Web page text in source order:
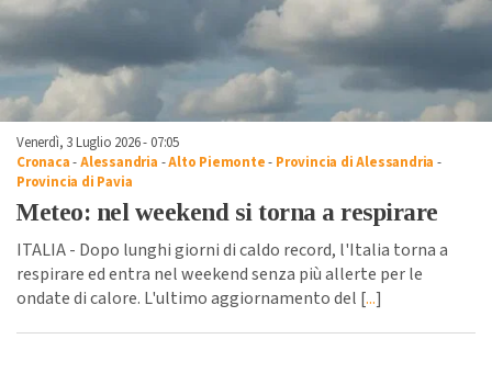
Venerdì, 3 Luglio 2026 - 07:05
Cronaca-Alessandria -Alto Piemonte- Provincia di Alessandria -
Provincia di Pavia
Meteo: nel weekend si torna a respirare
ITALIA - Dopo lunghi giorni di caldo record, l'Italia torna a
respirare ed entra nel weekend senza più allerte per le
ondate di calore. L'ultimo aggiornamento del [...]